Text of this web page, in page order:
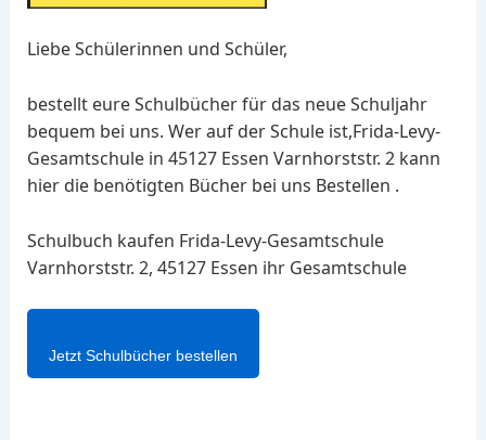
Liebe Schülerinnen und Schüler,
bestellt eure Schulbücher für das neue Schuljahr
bequem bei uns. Wer auf der Schule ist,Frida-Levy-
Gesamtschule in 45127 Essen Varnhorststr. 2 kann
hier die benötigten Bücher bei uns Bestellen .
Schulbuch kaufen Frida-Levy-Gesamtschule
Varnhorststr. 2, 45127 Essen ihr Gesamtschule
Jetzt Schulbücher bestellen